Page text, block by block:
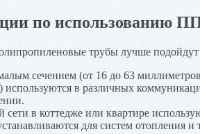
по использованию
трубы лучше
сечением (от 16 до 63
используются в различных
в коттедже или квартире
для систем отопления